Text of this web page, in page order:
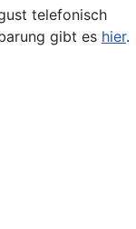
telefonisch
gibt es hier.